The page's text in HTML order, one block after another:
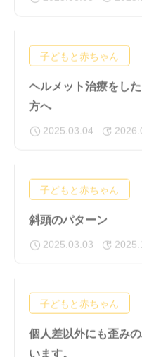
子どもと赤ちゃん
ヘルメット治療をし
方へ
2025.03.04
子どもと赤ちゃん
斜頭のパターン
2025.03.03
子どもと赤ちゃん
個人差以外にも歪み
います。